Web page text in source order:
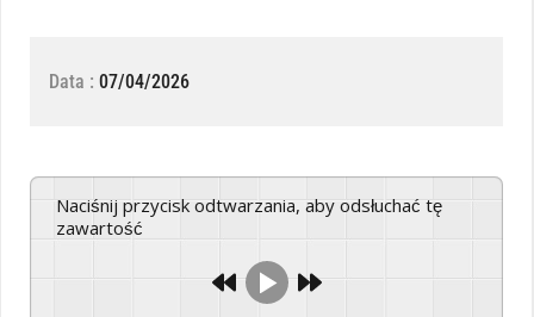
Data : 07/04/2026
Naciśnij przycisk odtwarzania, aby odsłuchać tę
zawartość